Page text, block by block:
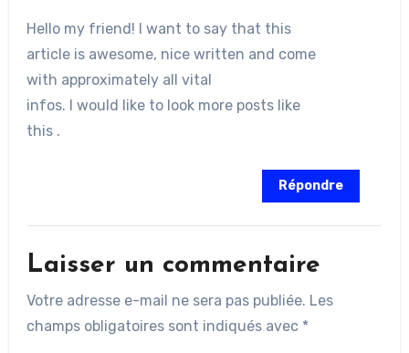
Hello my friend! I want to say that this
article is awesome, nice written and come
with approximately all vital
infos. I would like to look more posts like
this .
Répondre
Laisser un commentaire
Votre adresse e-mail ne sera pas publiée. Les
champs obligatoires sont indiqués avec *